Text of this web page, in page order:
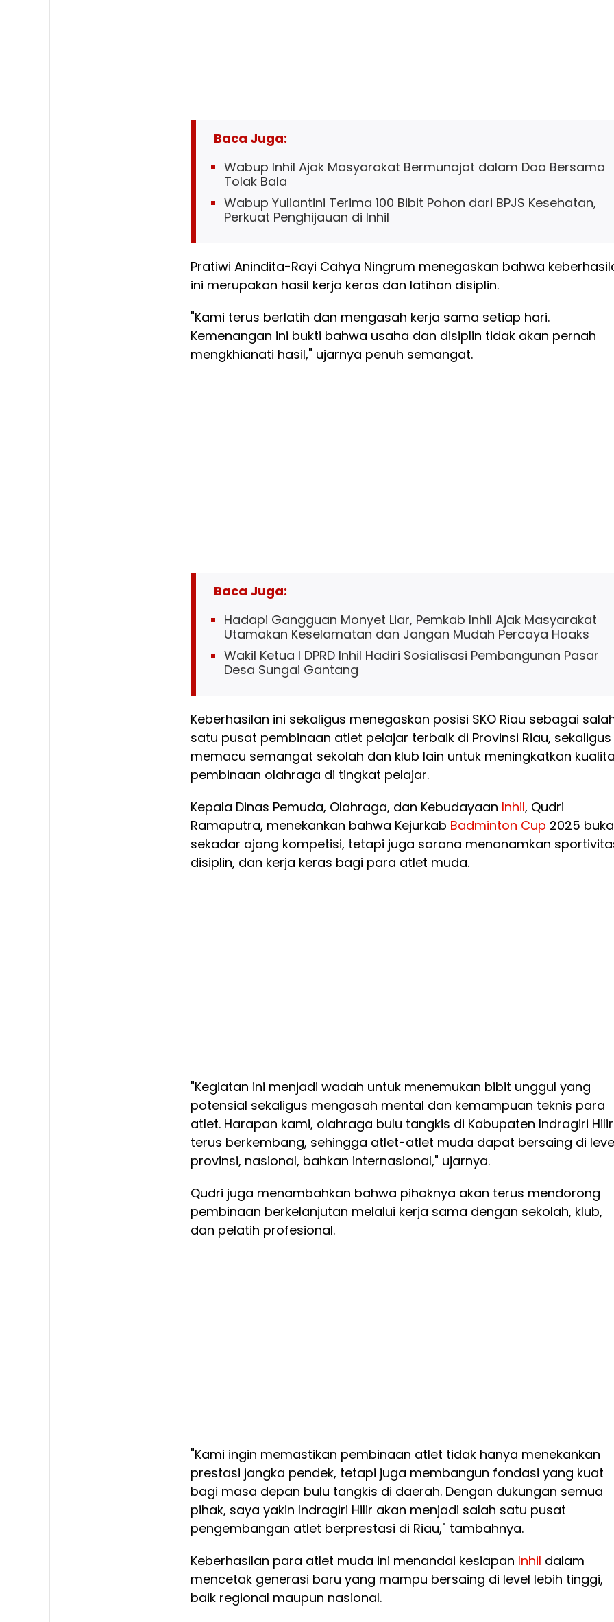
Baca Juga:
Wabup Inhil Ajak Masyarakat Bermunajat dalam Doa Bersama
Tolak Bala
Wabup Yuliantini Terima 100 Bibit Pohon dari BPJS Kesehatan,
Perkuat Penghijauan di Inhil
Pratiwi Anindita-Rayi Cahya Ningrum menegaskan bahwa
ini merupakan hasil kerja keras dan latihan disiplin.
"Kami terus berlatih dan mengasah kerja sama setiap hari.
Kemenangan ini bukti bahwa usaha dan disiplin tidak akan pernah
mengkhianati hasil," ujarnya penuh semangat.
Baca Juga:
Hadapi Gangguan Monyet Liar, Pemkab Inhil Ajak Masyarakat
Utamakan Keselamatan dan Jangan Mudah Percaya Hoaks
Wakil Ketua I DPRD Inhil Hadiri Sosialisasi Pembangunan Pasar
Desa Sungai Gantang
Keberhasilan ini sekaligus menegaskan posisi SKO Riau sebagai
satu pusat pembinaan atlet pelajar terbaik di Provinsi Riau, sekaligus
memacu semangat sekolah dan klub lain untuk meningkatkan
pembinaan olahraga di tingkat pelajar.
Kepala Dinas Pemuda, Olahraga, dan Kebudayaan Inhil, Qudri
Ramaputra, menekankan bahwa Kejurkab Badminton Cup 2025
sekadar ajang kompetisi, tetapi juga sarana menanamkan
disiplin, dan kerja keras bagi para atlet muda.
"Kegiatan ini menjadi wadah untuk menemukan bibit unggul yang
potensial sekaligus mengasah mental dan kemampuan teknis para
atlet. Harapan kami, olahraga bulu tangkis di Kabupaten Indragiri Hilir
terus berkembang, sehingga atlet-atlet muda dapat bersaing di
provinsi, nasional, bahkan internasional," ujarnya.
Qudri juga menambahkan bahwa pihaknya akan terus mendorong
pembinaan berkelanjutan melalui kerja sama dengan sekolah, klub,
dan pelatih profesional.
"Kami ingin memastikan pembinaan atlet tidak hanya menekankan
prestasi jangka pendek, tetapi juga membangun fondasi yang kuat
bagi masa depan bulu tangkis di daerah. Dengan dukungan semua
pihak, saya yakin Indragiri Hilir akan menjadi salah satu pusat
pengembangan atlet berprestasi di Riau," tambahnya.
Keberhasilan para atlet muda ini menandai kesiapan Inhil dalam
mencetak generasi baru yang mampu bersaing di level lebih tinggi,
baik regional maupun nasional.